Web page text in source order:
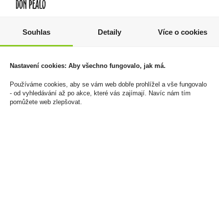
Zapalovač Clipper
828 Kč
Cena za:balení (24 ks)
Skladem:do 5 balení
69 Kč
Cena za:1 ks
Skladem:5 - 50 ks
Souhlas Detaily Více o cookies
Nastavení cookies: Aby všechno fungovalo, jak má.
Používáme cookies, aby se vám web dobře prohlížel a vše fungovalo
- od vyhledávání až po akce, které vás zajímají. Navíc nám tím
pomůžete web zlepšovat.